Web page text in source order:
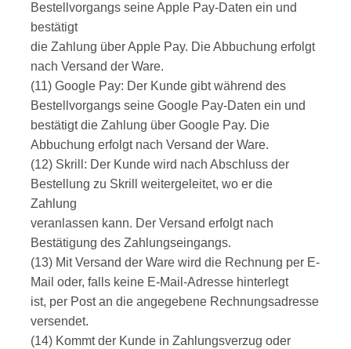
Bestellvorgangs seine Apple Pay-Daten ein und
bestätigt
die Zahlung über Apple Pay. Die Abbuchung erfolgt
nach Versand der Ware.
(11) Google Pay: Der Kunde gibt während des
Bestellvorgangs seine Google Pay-Daten ein und
bestätigt die Zahlung über Google Pay. Die
Abbuchung erfolgt nach Versand der Ware.
(12) Skrill: Der Kunde wird nach Abschluss der
Bestellung zu Skrill weitergeleitet, wo er die
Zahlung
veranlassen kann. Der Versand erfolgt nach
Bestätigung des Zahlungseingangs.
(13) Mit Versand der Ware wird die Rechnung per E-
Mail oder, falls keine E-Mail-Adresse hinterlegt
ist, per Post an die angegebene Rechnungsadresse
versendet.
(14) Kommt der Kunde in Zahlungsverzug oder